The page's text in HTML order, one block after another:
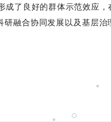
了良好的群体示范效应，
融合协同发展以及基层治